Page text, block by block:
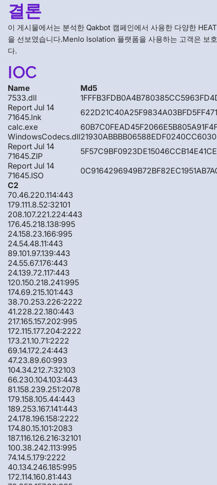
결론
이 게시물에서는 분석한 Qakbot 캠페인에서 사용한 다양한
을 선보였습니다.Menlo Isolation 플랫폼을 사용하는 고객은 보
다.
IOC
Name
Md5
7533.dll
Report Jul 14
71645.lnk
calc.exe
WindowsCodecs.dll
Report Jul 14
71645.ZIP
Report Jul 14
71645.ISO
C2
70.46.220.114:443
179.111.8.52:32101
208.107.221.224:443
176.45.218.138:995
24.158.23.166:995
24.54.48.11:443
89.101.97.139:443
24.55.67.176:443
24.139.72.117:443
120.150.218.241:995
174.69.215.101:443
38.70.253.226:2222
41.228.22.180:443
217.165.157.202:995
172.115.177.204:2222
173.21.10.71:2222
69.14.172.24:443
47.23.89.60:993
104.34.212.7:32103
66.230.104.103:443
81.158.239.251:2078
179.158.105.44:443
189.253.167.141:443
24.178.196.158:2222
174.80.15.101:2083
187.116.126.216:32101
100.38.242.113:995
74.14.5.179:2222
40.134.246.185:995
172.114.160.81:443